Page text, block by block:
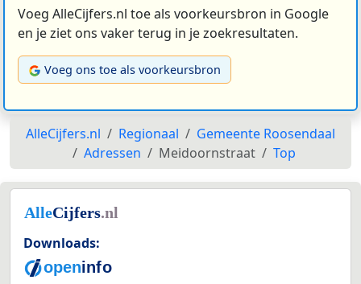
Voeg AlleCijfers.nl toe als voorkeursbron in Google
en je ziet ons vaker terug in je zoekresultaten.
Voeg ons toe als voorkeursbron
AlleCijfers.nl Regionaal
Gemeente Roosendaal
Adressen
Meidoornstraat Top
Downloads: